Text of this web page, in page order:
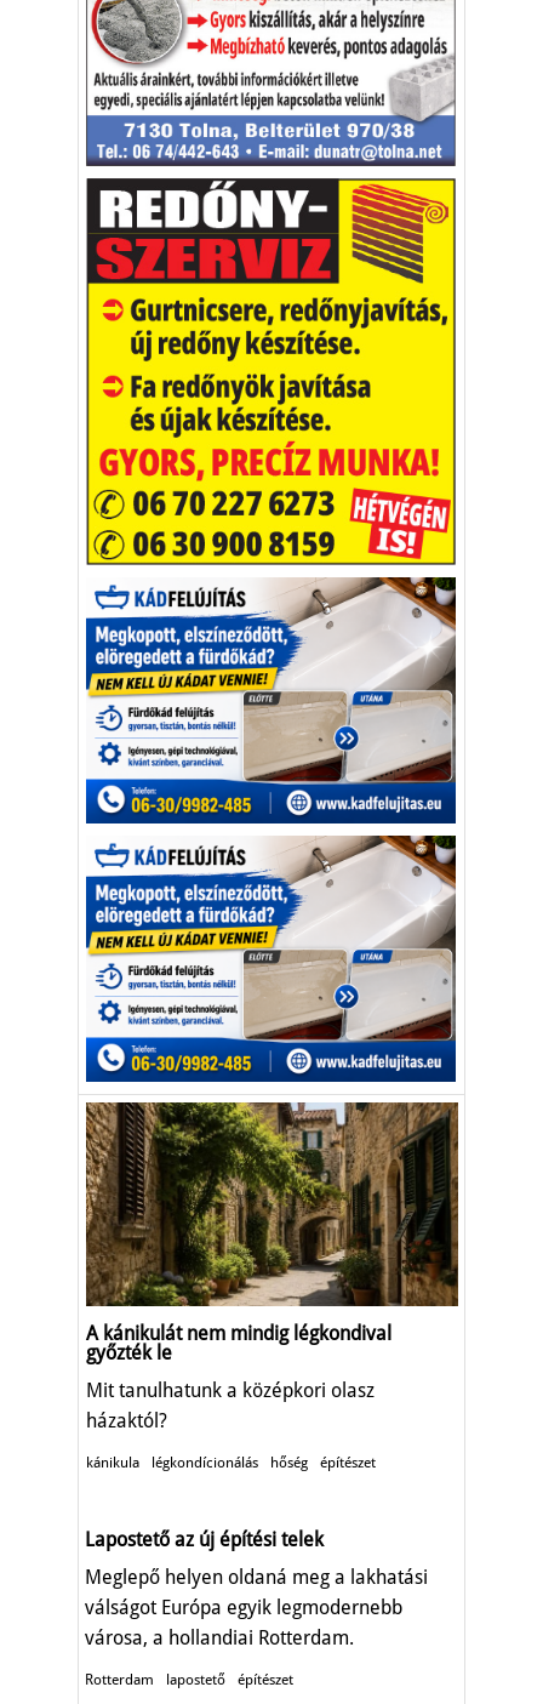
A kánikulát nem mindig légkondival
győzték le
Mit tanulhatunk a középkori olasz
házaktól?
kánikula légkondícionálás hőség építészet
Lapostető az új építési telek
Meglepő helyen oldaná meg a lakhatási
válságot Európa egyik legmodernebb
városa, a hollandiai Rotterdam.
Rotterdam lapostető építészet